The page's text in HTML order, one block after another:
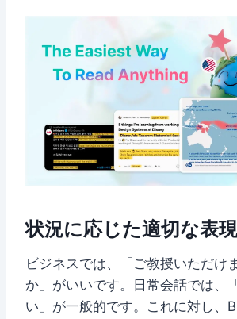
状況に応じた適切な表
ビジネスでは、「ご教授いただけ
か」がいいです。日常会話では、
い」が一般的です。これに対し、